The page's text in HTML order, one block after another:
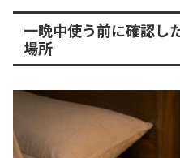
一晩中使う前に確認し
場所